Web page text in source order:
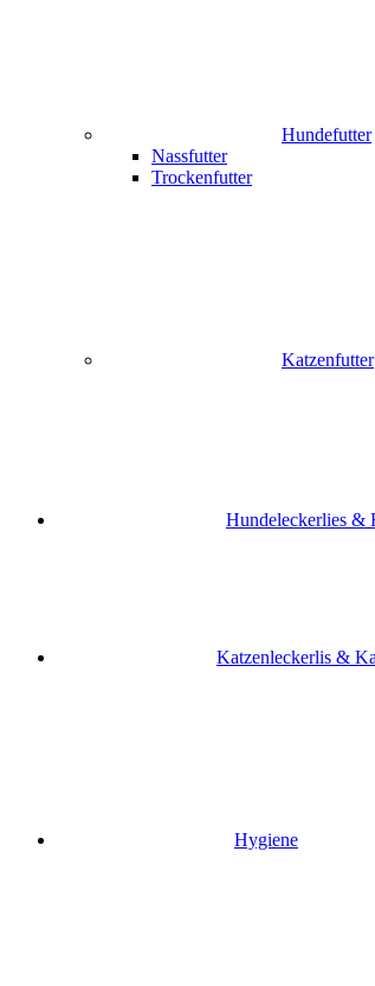
Hundefutter
Nassfutter
Trockenfutter
Katzenfutter
Hundeleckerlies &
Katzenleckerlis &
Hygiene